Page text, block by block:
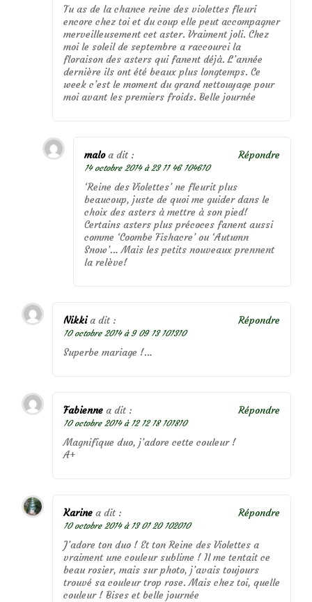
Tu as de la chance reine des violettes fleuri
encore chez toi et du coup elle peut accompagner
merveilleusement cet aster. Vraiment joli. Chez
moi le soleil de septembre a raccourci la
floraison des asters qui fanent déjà. L’année
dernière ils ont été beaux plus longtemps. Ce
week c’est le moment du grand nettouyage pour
moi avant les premiers froids. Belle journée
malo a dit :
14 octobre 2014 à 23 11 46 104610
‘Reine des Violettes’ ne fleurit plus
beaucoup, juste de quoi me guider dans le
choix des asters à mettre à son pied!
Certains asters plus précoces fanent aussi
comme ‘Coombe Fishacre’ ou ‘Autumn
Snow’… Mais les petits nouveaux prennent
la relève!
Répondre
Nikki a dit :
10 octobre 2014 à 9 09 13 101310
Superbe mariage !…
Répondre
Fabienne a dit :
10 octobre 2014 à 12 12 18 101810
Magnifique duo, j’adore cette couleur !
A+
Répondre
Karine a dit :
10 octobre 2014 à 13 01 20 102010
J’adore ton duo ! Et ton Reine des Violettes a
vraiment une couleur sublime ! Il me tentait ce
beau rosier, mais sur photo, j’avais toujours
trouvé sa couleur trop rose. Mais chez toi, quelle
couleur ! Bises et belle journée
Répondre